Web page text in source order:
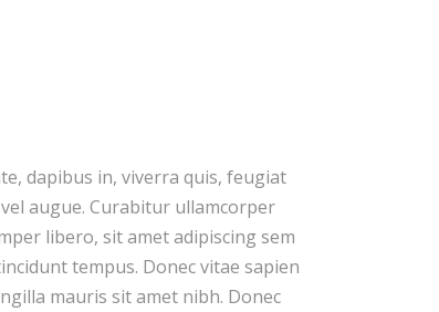
dapibus in, viverra quis, feugiat
augue. Curabitur ullamcorper
libero, sit amet adipiscing sem
tempus. Donec vitae sapien
mauris sit amet nibh. Donec